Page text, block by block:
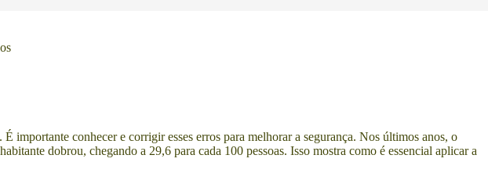
importante conhecer e corrigir esses erros para melhorar a segurança. Nos últimos anos, o
dobrou, chegando a 29,6 para cada 100 pessoas. Isso mostra como é essencial aplicar a